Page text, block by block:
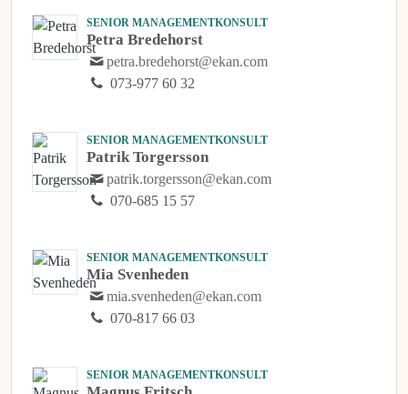
SENIOR MANAGEMENTKONSULT
Petra Bredehorst
petra.bredehorst@ekan.com
073-977 60 32
SENIOR MANAGEMENTKONSULT
Patrik Torgersson
patrik.torgersson@ekan.com
070-685 15 57
SENIOR MANAGEMENTKONSULT
Mia Svenheden
mia.svenheden@ekan.com
070-817 66 03
SENIOR MANAGEMENTKONSULT